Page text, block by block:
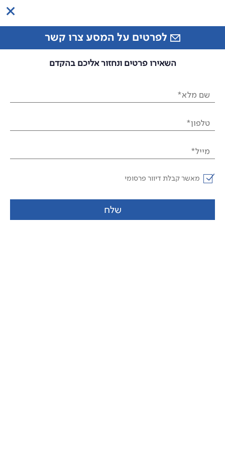
לפרטים על המסע צרו קשר
השאירו פרטים ונחזור אליכם בהקדם
שם מלא*
טלפון*
מייל*
מאשר קבלת דיוור פרסומי
שלח